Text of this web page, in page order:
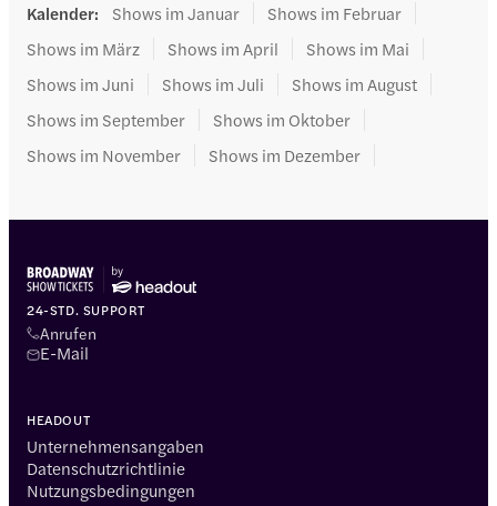
Kalender: Shows im Januar
Shows im Februar
Shows im März
Shows im April
Shows im Mai
Shows im Juni
Shows im Juli
Shows im August
Shows im September
Shows im Oktober
Shows im November
Shows im Dezember
24-STD. SUPPORT
Anrufen
E-Mail
HEADOUT
Unternehmensangaben
Datenschutzrichtlinie
Nutzungsbedingungen